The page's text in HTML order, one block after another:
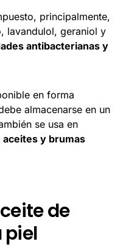
principalmente,
lavandulol, geraniol y
antibacterianas y
en forma
almacenarse en un
se usa en
y brumas
de
piel